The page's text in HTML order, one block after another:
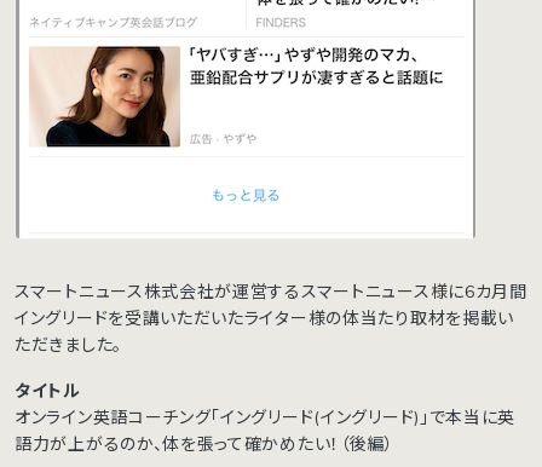
スマートニュース株式会社が運営するスマートニュース様に6カ月間
イングリードを受講いただいたライター様の体当たり取材を掲載い
ただきました。
タイトル
オンライン英語コーチング「イングリード(イングリード)」で本当に英
語力が上がるのか、体を張って確かめたい！（後編）